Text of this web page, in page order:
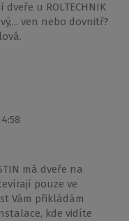
u ROLTECHNIK
ven nebo dovnitř?
má dveře na
pouze ve
Vám přikládám
kde vidíte